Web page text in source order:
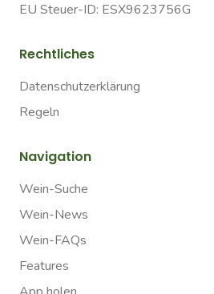
EU Steuer-ID: ESX9623756G
Rechtliches
Datenschutzerklärung
Regeln
Navigation
Wein-Suche
Wein-News
Wein-FAQs
Features